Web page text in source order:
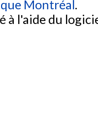
Montréal.
à l'aide du